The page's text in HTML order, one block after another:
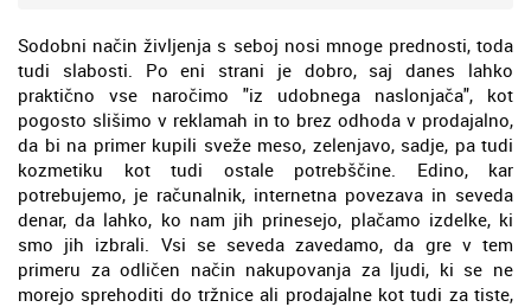
Sodobni način življenja s seboj nosi mnoge prednosti, toda
tudi slabosti. Po eni strani je dobro, saj danes lahko
praktično vse naročimo "iz udobnega naslonjača", kot
pogosto slišimo v reklamah in to brez odhoda v prodajalno,
da bi na primer kupili sveže meso, zelenjavo, sadje, pa tudi
kozmetiku kot tudi ostale potrebščine. Edino, kar
potrebujemo, je računalnik, internetna povezava in seveda
denar, da lahko, ko nam jih prinesejo, plačamo izdelke, ki
smo jih izbrali. Vsi se seveda zavedamo, da gre v tem
primeru za odličen način nakupovanja za ljudi, ki se ne
morejo sprehoditi do tržnice ali prodajalne kot tudi za tiste,